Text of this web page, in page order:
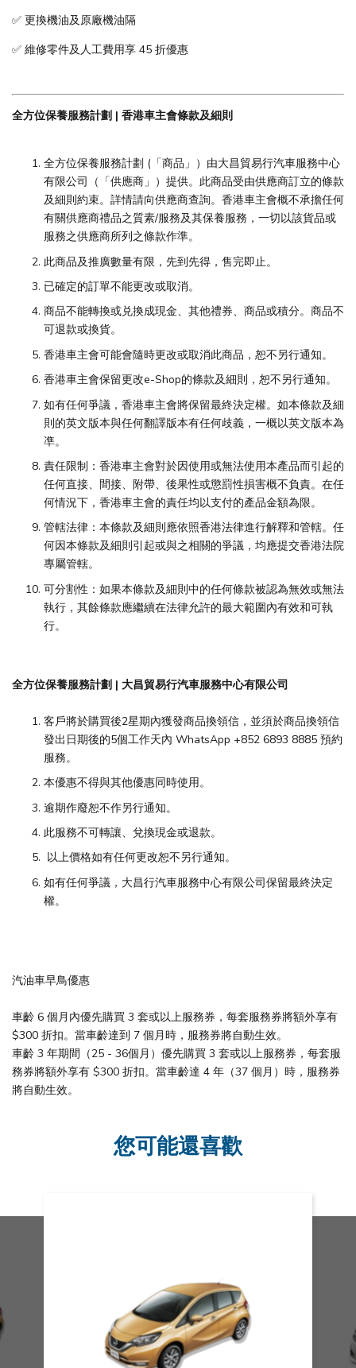
✅ 更換機油及原廠機油隔
✅ 維修零件及人工費用享 45 折優惠
全方位保養服務計劃 | 香港車主會條款及細則
全方位保養服務計劃 (「商品」）由大昌貿易行汽車服務中心
有限公司（「供應商」）提供。此商品受由供應商訂立的條款
及細則約束。詳情請向供應商查詢。香港車主會概不承擔任何
有關供應商禮品之質素/服務及其保養服務，一切以該貨品或
服務之供應商所列之條款作準。
此商品及推廣數量有限，先到先得，售完即止。
已確定的訂單不能更改或取消。
商品不能轉換或兑換成現金、其他禮券、商品或積分。商品不
可退款或換貨。
香港車主會可能會隨時更改或取消此商品，恕不另行通知。
香港車主會保留更改e-Shop的條款及細則，恕不另行通知。
如有任何爭議，香港車主會將保留最終決定權。如本條款及細
則的英文版本與任何翻譯版本有任何歧義，一概以英文版本為
凖。
責任限制：香港車主會對於因使用或無法使用本產品而引起的
任何直接、間接、附帶、後果性或懲罰性損害概不負責。在任
何情況下，香港車主會的責任均以支付的產品金額為限。
管轄法律：本條款及細則應依照香港法律進行解釋和管轄。任
何因本條款及細則引起或與之相關的爭議，均應提交香港法院
專屬管轄。
可分割性：如果本條款及細則中的任何條款被認為無效或無法
執行，其餘條款應繼續在法律允許的最大範圍內有效和可執
行。
全方位保養服務計劃 | 大昌貿易行汽車服務中心有限公司
客戶將於購買後2星期內獲發商品換領信，並須於商品換領信
發出日期後的5個工作天內 WhatsApp +852 6893 8885 預約
服務。
本優惠不得與其他優惠同時使用。
逾期作廢恕不作另行通知。
此服務不可轉讓、兌換現金或退款。
以上價格如有任何更改恕不另行通知。
如有任何爭議，大昌行汽車服務中心有限公司保留最終決定
權。
汽油車早鳥優惠
車齡 6 個月內優先購買 3 套或以上服務券，每套服務券將額外享有
$300 折扣。當車齡達到 7 個月時，服務券將自動生效。
車齡 3 年期間（25 - 36個月）優先購買 3 套或以上服務券，每套服
務券將額外享有 $300 折扣。當車齡達 4 年（37 個月）時，服務券
將自動生效。
您可能還喜歡